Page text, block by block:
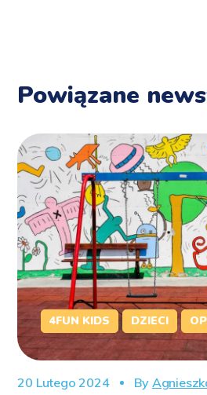
Powiązane
4FUN KIDS DZIECI
20 Lutego 2024 By